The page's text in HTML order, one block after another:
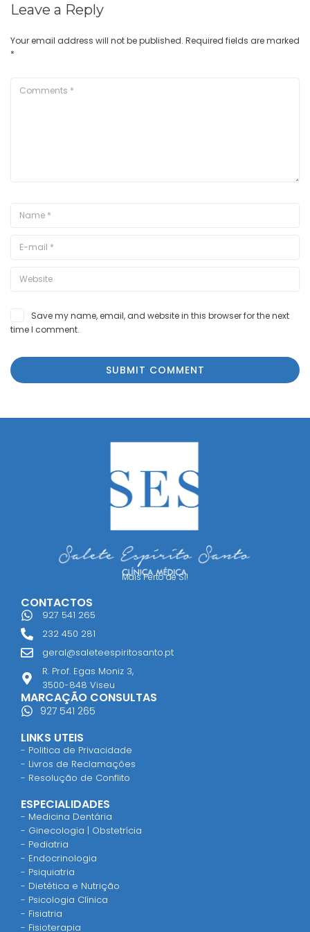
Leave a Reply
Your email address will not be published. Required fields are marked
*
Save my name, email, and website in this browser for the next
time I comment.
Mais Perto de Si!
CONTACTOS
927 541 265
232 450 281
geral@saleteespiritosanto.pt
R. Prof. Egas Moniz 3,
3500-848 Viseu
MARCAÇÃO CONSULTAS
927 541 265
LINKS UTEIS
- Politica de Privacidade
- Livros de Reclamações
- Resolução de Conflito
ESPECIALIDADES
- Medicina Dentária
- Ginecologia | Obstetrícia
- Pediatria
- Endocrinologia
- Psiquiatria
- Dietética e Nutrição
- Psicologia Clínica
- Fisiatria
- Fisioterapia